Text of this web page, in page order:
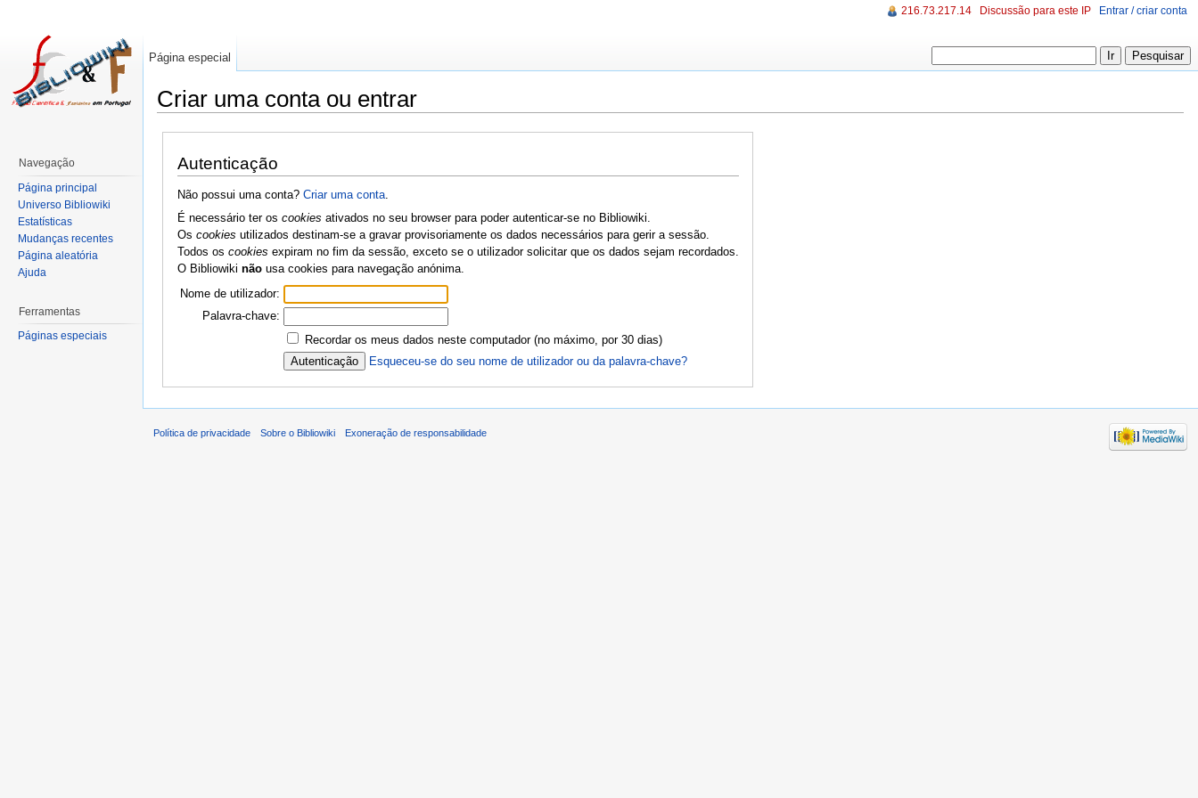
Criar uma conta ou entrar
Autenticação
Não possui uma conta? Criar uma conta.
É necessário ter os cookies ativados no seu browser para poder autenticar-se no Bibliowiki.
Os cookies utilizados destinam-se a gravar provisoriamente os dados necessários para gerir a sessão.
Todos os cookies expiram no fim da sessão, exceto se o utilizador solicitar que os dados sejam recordados.
O Bibliowiki nãousa cookies para navegação anónima.
Nome de utilizador:
Palavra-chave:
Recordar os meus dados neste computador (no máximo, por 30 dias)
Esqueceu-se do seu nome de utilizador ou da palavra-chave?
216.73.217.14 Discussão para este IP Entrar / criar conta
Página especial
Navegação
Página principal
Universo Bibliowiki
Estatísticas
Mudanças recentes
Página aleatória
Ajuda
Ferramentas
Páginas especiais
Política de privacidade Sobre o Bibliowiki Exoneração de responsabilidade